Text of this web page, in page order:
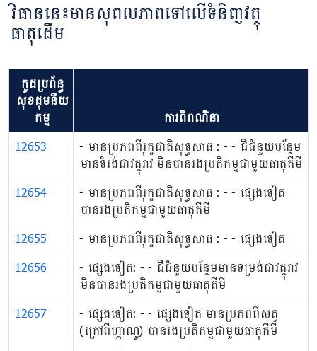
វិធាននេះមានសុពលភាពទៅលើទំនិញវត្ថុ
ធាតុដើម
កូដប្រព័ន្ធ
សុខដុមនីយ
កម្ម
ការពិពណ៌នា
12653
- មានប្រភពពីរុក្ខជាតិសុទ្ធសាធ : - - ជីជំនួយបន្ថែម
មានទំរង់ជាវត្ថុរាវ មិនបានរង​ប្រតិកម្ម​ជាមួយ​ធាតុគីមី
12654
- មានប្រភពពីរុក្ខជាតិសុទ្ធសាធ : - - ផ្សេងទៀត
បាន​រងប្រតិកម្ម​ជាមួយ​ធាតុ​គីមី
12655 - មានប្រភពពីរុក្ខជាតិសុទ្ធសាធ : - - ផ្សេងទៀត
12656
- ផ្សេងទៀត: ​- - ជីជំនួយបន្ថែមមានទម្រង់ជាវត្ថុរាវ
មិន​បាន​រងប្រតិកម្ម​ជាមួយ​ធាតុគីមី
12657
- ផ្សេងទៀត: - - ផ្សេងទៀត មានប្រភពពីសត្វ
(ក្រៅពីហ្គាណូ) បាន​រងប្រតិកម្ម​ជាមួយ​ធាតុគីមី